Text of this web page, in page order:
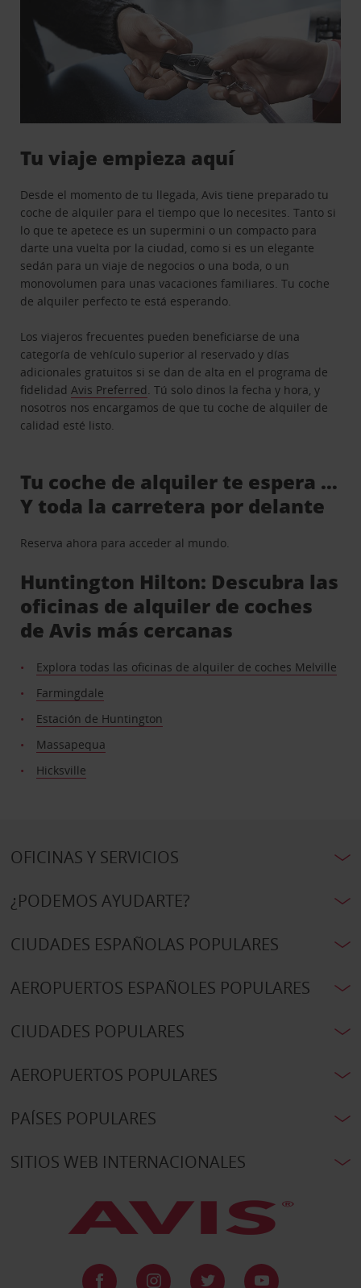
Tu viaje empieza aquí
Desde el momento de tu llegada, Avis tiene preparado tu
coche de alquiler para el tiempo que lo necesites. Tanto si
lo que te apetece es un supermini o un compacto para
darte una vuelta por la ciudad, como si es un elegante
sedán para un viaje de negocios o una boda, o un
monovolumen para unas vacaciones familiares. Tu coche
de alquiler perfecto te está esperando.
Los viajeros frecuentes pueden beneficiarse de una
categoría de vehículo superior al reservado y días
adicionales gratuitos si se dan de alta en el programa de
fidelidadAvis Preferred. Tú solo dinos la fecha y hora, y
nosotros nos encargamos de que tu coche de alquiler de
calidad esté listo.
Tu coche de alquiler te espera …
Y toda la carretera por delante
Reserva ahora para acceder al mundo.
Huntington Hilton: Descubra las
oficinas de alquiler de coches
de Avis más cercanas
Explora todas las oficinas de alquiler de coches Melville
Farmingdale
Estación de Huntington
Massapequa
Hicksville
OFICINAS Y SERVICIOS
¿PODEMOS AYUDARTE?
CIUDADES ESPAÑOLAS POPULARES
AEROPUERTOS ESPAÑOLES POPULARES
CIUDADES POPULARES
AEROPUERTOS POPULARES
PAÍSES POPULARES
SITIOS WEB INTERNACIONALES